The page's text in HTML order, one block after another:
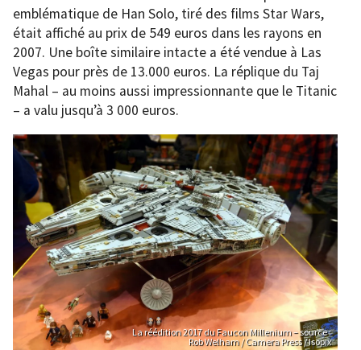
emblématique de Han Solo, tiré des films Star Wars,
était affiché au prix de 549 euros dans les rayons en
2007. Une boîte similaire intacte a été vendue à Las
Vegas pour près de 13.000 euros. La réplique du Taj
Mahal – au moins aussi impressionnante que le Titanic
– a valu jusqu’à 3 000 euros.
La réédition 2017 du Faucon Millenium – source :
Rob Welham / Camera Press / Isopix